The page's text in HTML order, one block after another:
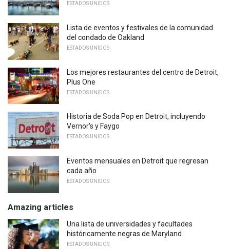
ESTADOS UNIDOS
Lista de eventos y festivales de la comunidad
del condado de Oakland
ESTADOS UNIDOS
Los mejores restaurantes del centro de Detroit,
Plus One
ESTADOS UNIDOS
Historia de Soda Pop en Detroit, incluyendo
Vernor's y Faygo
ESTADOS UNIDOS
Eventos mensuales en Detroit que regresan
cada año
ESTADOS UNIDOS
Amazing articles
Una lista de universidades y facultades
históricamente negras de Maryland
ESTADOS UNIDOS